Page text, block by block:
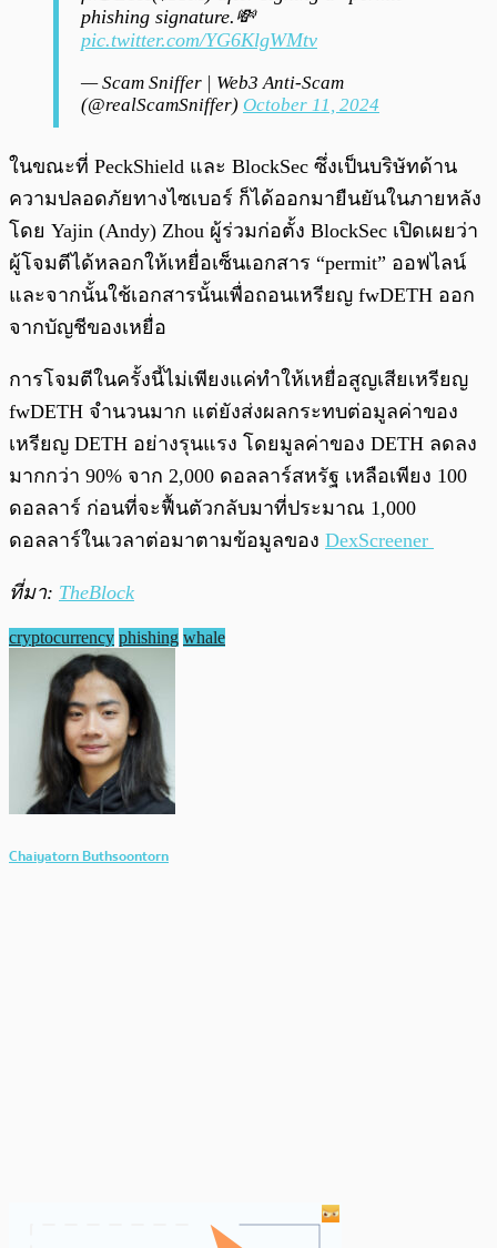
phishing signature.💸
pic.twitter.com/YG6KlgWMtv
— Scam Sniffer | Web3 Anti-Scam
(@realScamSniffer) October 11, 2024
ในขณะที่ PeckShield และ BlockSec ซึ่งเป็นบริษัทด้าน
ความปลอดภัยทางไซเบอร์ ก็ได้ออกมายืนยันในภายหลัง
โดย Yajin (Andy) Zhou ผู้ร่วมก่อตั้ง BlockSec เปิดเผยว่า
ผู้โจมตีได้หลอกให้เหยื่อเซ็นเอกสาร “permit” ออฟไลน์
และจากนั้นใช้เอกสารนั้นเพื่อถอนเหรียญ fwDETH ออก
จากบัญชีของเหยื่อ
การโจมตีในครั้งนี้ไม่เพียงแค่ทำให้เหยื่อสูญเสียเหรียญ
fwDETH จำนวนมาก แต่ยังส่งผลกระทบต่อมูลค่าของ
เหรียญ DETH อย่างรุนแรง โดยมูลค่าของ DETH ลดลง
มากกว่า 90% จาก 2,000 ดอลลาร์สหรัฐ เหลือเพียง 100
ดอลลาร์ ก่อนที่จะฟื้นตัวกลับมาที่ประมาณ 1,000
ดอลลาร์ในเวลาต่อมาตามข้อมูลของ DexScreener
ที่มา: TheBlock
cryptocurrency phishing whale
Chaiyatorn Buthsoontorn